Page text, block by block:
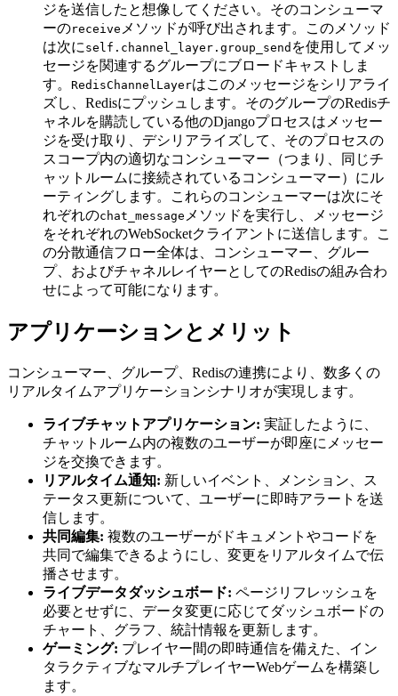
ジを送信したと想像してください。そのコンシューマ
ーのreceive メソッドが呼び出されます。このメソッド
は次に self.channel_layer.group_send を使用してメッ
セージを関連するグループにブロードキャストしま
す。 RedisChannelLayerはこのメッセージをシリアライ
ズし、Redisにプッシュします。そのグループのRedisチ
ャネルを購読している他のDjangoプロセスはメッセー
ジを受け取り、デシリアライズして、そのプロセスの
スコープ内の適切なコンシューマー（つまり、同じチ
ャットルームに接続されているコンシューマー）にル
ーティングします。これらのコンシューマーは次にそ
れぞれのchat_message メソッドを実行し、メッセージ
をそれぞれのWebSocketクライアントに送信します。こ
の分散通信フロー全体は、コンシューマー、グルー
プ、およびチャネルレイヤーとしてのRedisの組み合わ
せによって可能になります。
アプリケーションとメリット
コンシューマー、グループ、Redisの連携により、数多くの
リアルタイムアプリケーションシナリオが実現します。
ライブチャットアプリケーション: 実証したように、
チャットルーム内の複数のユーザーが即座にメッセー
ジを交換できます。
リアルタイム通知: 新しいイベント、メンション、ス
テータス更新について、ユーザーに即時アラートを送
信します。
共同編集: 複数のユーザーがドキュメントやコードを
共同で編集できるようにし、変更をリアルタイムで伝
播させます。
ライブデータダッシュボード: ページリフレッシュを
必要とせずに、データ変更に応じてダッシュボードの
チャート、グラフ、統計情報を更新します。
ゲーミング: プレイヤー間の即時通信を備えた、イン
タラクティブなマルチプレイヤーWebゲームを構築し
ます。